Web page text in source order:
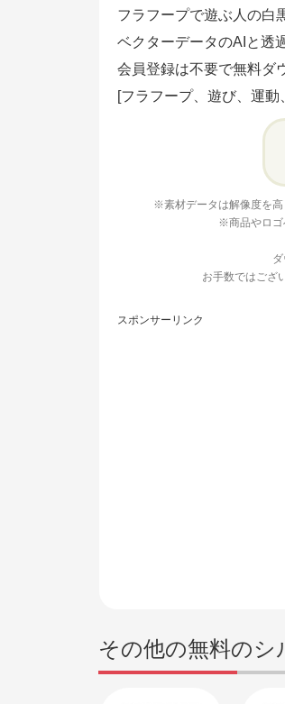
フラフープで遊ぶ人の白
ベクターデータのAIと透
会員登録は不要で無料ダ
[フラフープ、遊び、運
※素材データは解像度を高
※商品やロゴ
お手数ではござ
スポンサーリンク
その他の無料のシ